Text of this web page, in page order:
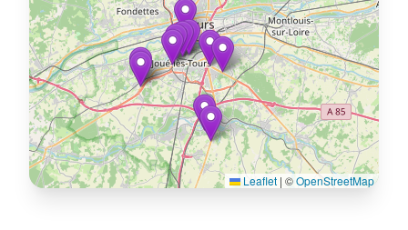
Leaflet | ©OpenStreetMap